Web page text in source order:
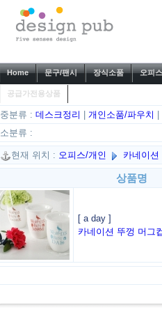
Home 문구/팬시 장식소품 오피
공급가전용상품
중분류 :데스크정리 |개인소품/파우치
소분류 :
현재 위치 : 오피스/개인 카네이션
상품명
[ a day ]
카네이션 뚜껑 머그